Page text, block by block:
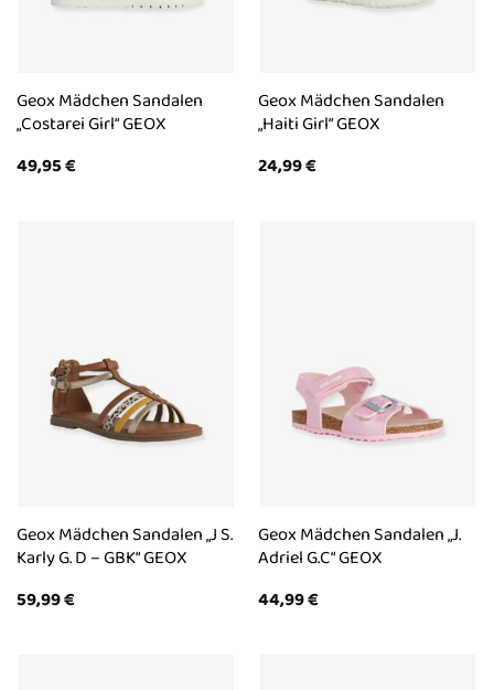
Geox Mädchen Sandalen
„Costarei Girl“ GEOX
49,95€
Geox Mädchen Sandalen
„Haiti Girl“ GEOX
24,99€
Geox Mädchen Sandalen „J S.
Karly G. D – GBK“ GEOX
59,99€
Geox Mädchen Sandalen „J.
Adriel G.C“ GEOX
44,99€